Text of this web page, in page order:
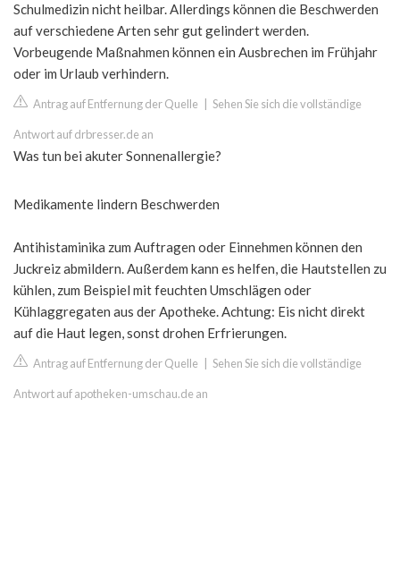
Schulmedizin nicht heilbar. Allerdings können die Beschwerden
auf verschiedene Arten sehr gut gelindert werden.
Vorbeugende Maßnahmen können ein Ausbrechen im Frühjahr
oder im Urlaub verhindern.
Antrag auf Entfernung der Quelle Sehen Sie sich die vollständige
Antwort auf drbresser.de an
Was tun bei akuter Sonnenallergie?
Medikamente lindern Beschwerden
Antihistaminika zum Auftragen oder Einnehmen können den
Juckreiz abmildern. Außerdem kann es helfen, die Hautstellen zu
kühlen, zum Beispiel mit feuchten Umschlägen oder
Kühlaggregaten aus der Apotheke. Achtung: Eis nicht direkt
auf die Haut legen, sonst drohen Erfrierungen.
Antrag auf Entfernung der Quelle Sehen Sie sich die vollständige
Antwort auf apotheken-umschau.de an